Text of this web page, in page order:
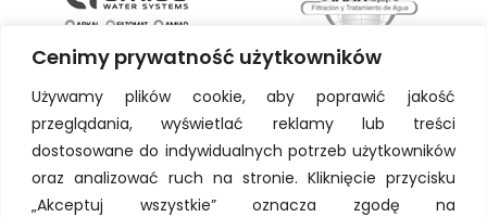
Cenimy prywatność użytkowników
Używamy plików cookie, aby poprawić jakość
przeglądania, wyświetlać reklamy lub treści
dostosowane do indywidualnych potrzeb użytkowników
oraz analizować ruch na stronie. Kliknięcie przycisku
„Akceptuj wszystkie” oznacza zgodę na